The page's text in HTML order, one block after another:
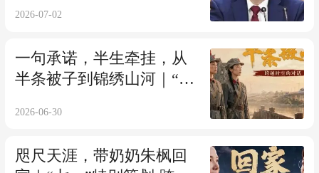
2026-07-02
一句承诺，半生牵挂，从
半条被子到锦绣山河｜“七
话
2026-06-30
咫尺天涯，带奶奶朱枫回